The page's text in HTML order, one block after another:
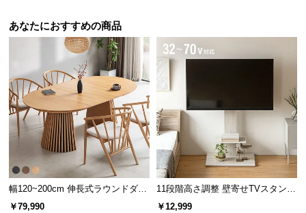
あなたにおすすめの商品
幅120~200cm 伸長式ラウンドダイ
ニングテーブル 6人掛け 天然木突
￥79,990
11段階高さ調整 壁寄せTVスタンド
キャスター付き 上下左右角度調節
￥12,999